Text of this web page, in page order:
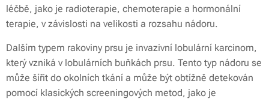
léčbě, jako je radioterapie, chemoterapie a hormonální
terapie, v závislosti na velikosti a rozsahu nádoru.
Dalším typem rakoviny prsu je invazivní lobulární karcinom,
který vzniká v lobulárních buňkách prsu. Tento typ nádoru se
může šířit do okolních tkání a může být obtížně detekován
pomocí klasických screeningových metod, jako je